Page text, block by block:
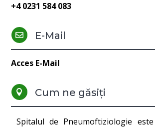
+4 0231 584 083
 E-Mail
Acces E-Mail
 Cum ne găsiți
Spitalul de Pneumoftiziologie